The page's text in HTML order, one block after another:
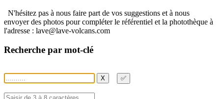
N'hésitez pas à nous faire part de vos suggestions et à nous
envoyer des photos pour compléter le référentiel et la photothèque à
l'adresse : lave@lave-volcans.com
Recherche par mot-clé
X ✅